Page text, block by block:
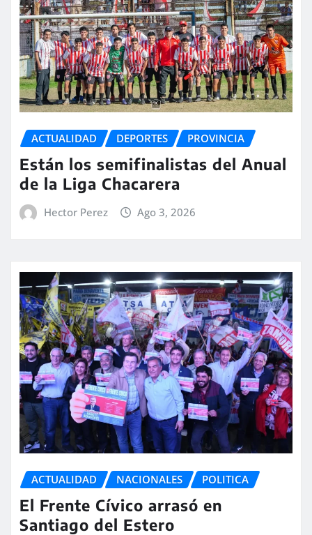
ACTUALIDAD DEPORTES PROVINCIA
Están los semifinalistas del Anual
de la Liga Chacarera
Hector Perez Ago 3, 2026
ACTUALIDAD NACIONALES POLITICA
El Frente Cívico arrasó en
Santiago del Estero